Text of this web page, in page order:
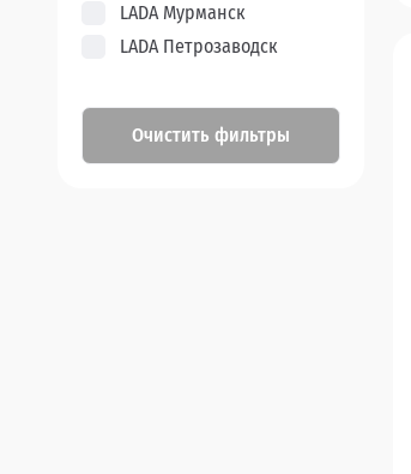
LADA Мурманск
LADA Петрозаводск
Очистить фильтры